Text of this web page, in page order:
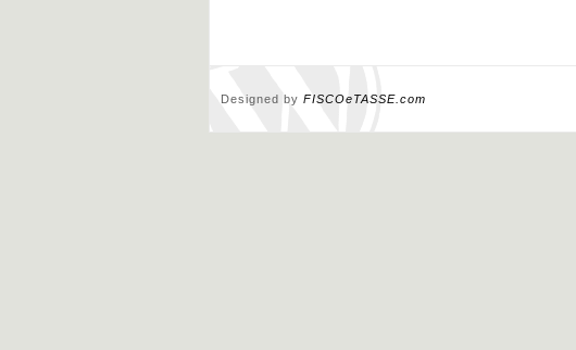
Designed by FISCOeTASSE.com